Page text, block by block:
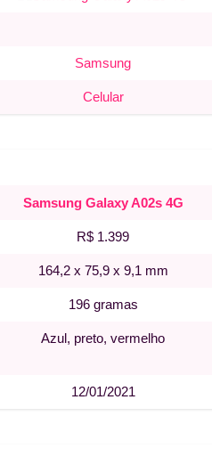
Samsung
Celular
Samsung Galaxy A02s 4G
R$ 1.399
164,2 x 75,9 x 9,1 mm
196 gramas
Azul, preto, vermelho
12/01/2021